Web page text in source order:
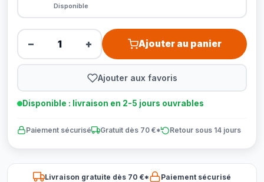
Disponible
− + Ajouter au panier
Ajouter aux favoris
Disponible : livraison en 2-5 jours ouvrables
Paiement sécurisé Gratuit dès 70 €* Retour sous 14 jours
Livraison gratuite dès 70 €*
Paiement sécurisé